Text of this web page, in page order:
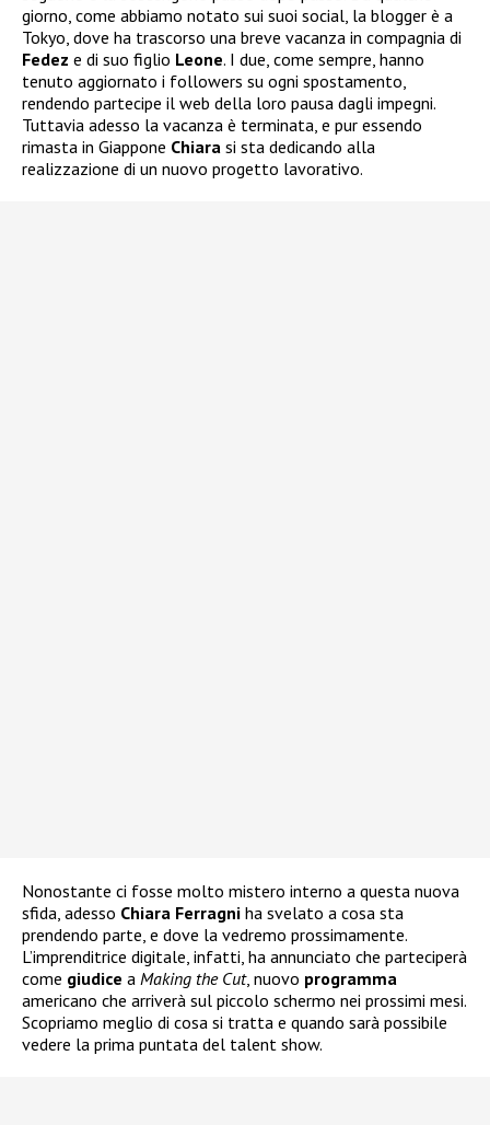
giorno, come abbiamo notato sui suoi social, la blogger è a
Tokyo, dove ha trascorso una breve vacanza in compagnia di
Fedez e di suo figlio Leone. I due, come sempre, hanno
tenuto aggiornato i followers su ogni spostamento,
rendendo partecipe il web della loro pausa dagli impegni.
Tuttavia adesso la vacanza è terminata, e pur essendo
rimasta in Giappone Chiara si sta dedicando alla
realizzazione di un nuovo progetto lavorativo.
Nonostante ci fosse molto mistero interno a questa nuova
sfida, adesso Chiara Ferragni ha svelato a cosa sta
prendendo parte, e dove la vedremo prossimamente.
L’imprenditrice digitale, infatti, ha annunciato che parteciperà
come giudice a Making the Cut, nuovo programma
americano che arriverà sul piccolo schermo nei prossimi mesi.
Scopriamo meglio di cosa si tratta e quando sarà possibile
vedere la prima puntata del talent show.